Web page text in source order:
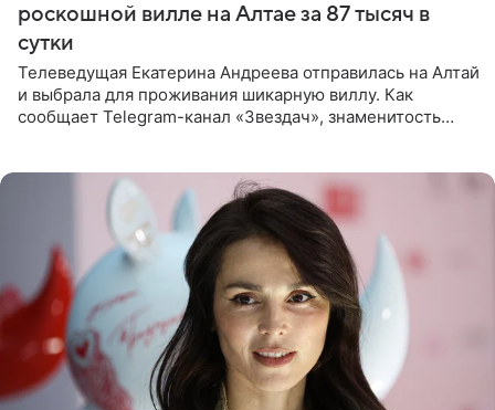
роскошной вилле на Алтае за 87 тысяч в
сутки
Телеведущая Екатерина Андреева отправилась на Алтай
и выбрала для проживания шикарную виллу. Как
сообщает Telegram-канал «Звездач», знаменитость